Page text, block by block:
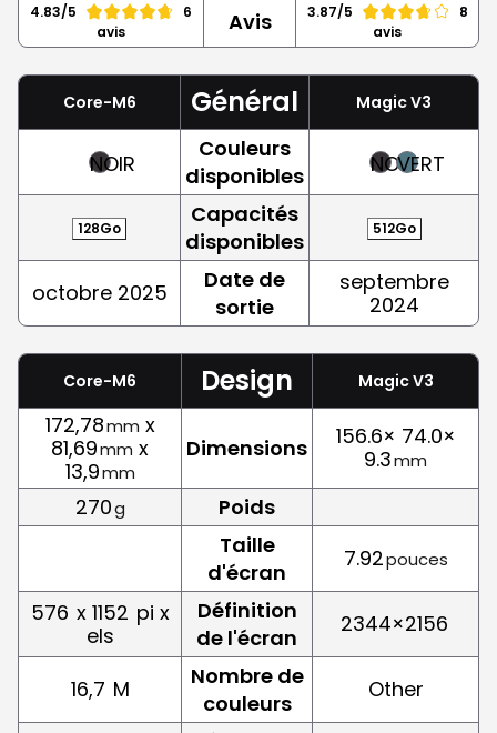
4.83/5
6
avis
Avis 3.87/5
8
avis
Core-M6 Général Magic V3
NOIR
Couleurs
disponibles
NOIRVERT
128Go
Capacités
disponibles
512Go
octobre 2025
Date de
sortie
septembre
2024
Core-M6 Design Magic V3
172,78mm x
81,69mm x
13,9mm
Dimensions
156.6× 74.0×
9.3mm
270g
Poids
Taille
d'écran
7.92pouces
576 x 1152 pi x
els
Définition
de l'écran
2344×2156
16,7 M
Nombre de
couleurs
Other